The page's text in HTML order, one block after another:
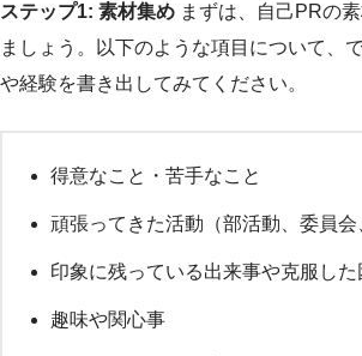
ステップ1: 素材集め まずは、自己PRの
ましょう。以下のような項目について、
や経験を書き出してみてください。
得意なこと・苦手なこと
頑張ってきた活動（部活動、委員会
印象に残っている出来事や克服した
趣味や関心事